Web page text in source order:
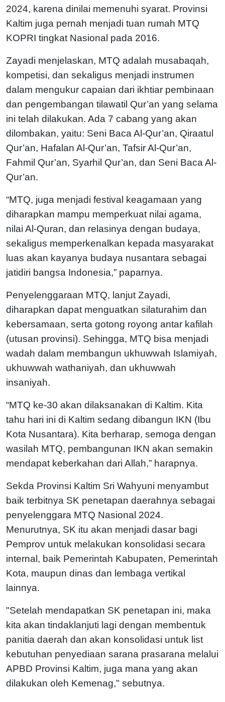
2024, karena dinilai memenuhi syarat. Provinsi
Kaltim juga pernah menjadi tuan rumah MTQ
KOPRI tingkat Nasional pada 2016.
Zayadi menjelaskan, MTQ adalah musabaqah,
kompetisi, dan sekaligus menjadi instrumen
dalam mengukur capaian dari ikhtiar pembinaan
dan pengembangan tilawatil Qur’an yang selama
ini telah dilakukan. Ada 7 cabang yang akan
dilombakan, yaitu: Seni Baca Al-Qur’an, Qiraatul
Qur’an, Hafalan Al-Qur’an, Tafsir Al-Qur’an,
Fahmil Qur’an, Syarhil Qur’an, dan Seni Baca Al-
Qur’an.
“MTQ, juga menjadi festival keagamaan yang
diharapkan mampu memperkuat nilai agama,
nilai Al-Quran, dan relasinya dengan budaya,
sekaligus memperkenalkan kepada masyarakat
luas akan kayanya budaya nusantara sebagai
jatidiri bangsa Indonesia,” paparnya.
Penyelenggaraan MTQ, lanjut Zayadi,
diharapkan dapat menguatkan silaturahim dan
kebersamaan, serta gotong royong antar kafilah
(utusan provinsi). Sehingga, MTQ bisa menjadi
wadah dalam membangun ukhuwwah Islamiyah,
ukhuwwah wathaniyah, dan ukhuwwah
insaniyah.
“MTQ ke-30 akan dilaksanakan di Kaltim. Kita
tahu hari ini di Kaltim sedang dibangun IKN (Ibu
Kota Nusantara). Kita berharap, semoga dengan
wasilah MTQ, pembangunan IKN akan semakin
mendapat keberkahan dari Allah,” harapnya.
Sekda Provinsi Kaltim Sri Wahyuni menyambut
baik terbitnya SK penetapan daerahnya sebagai
penyelenggara MTQ Nasional 2024.
Menurutnya, SK itu akan menjadi dasar bagi
Pemprov untuk melakukan konsolidasi secara
internal, baik Pemerintah Kabupaten, Pemerintah
Kota, maupun dinas dan lembaga vertikal
lainnya.
"Setelah mendapatkan SK penetapan ini, maka
kita akan tindaklanjuti lagi dengan membentuk
panitia daerah dan akan konsolidasi untuk list
kebutuhan penyediaan sarana prasarana melalui
APBD Provinsi Kaltim, juga mana yang akan
dilakukan oleh Kemenag," sebutnya.